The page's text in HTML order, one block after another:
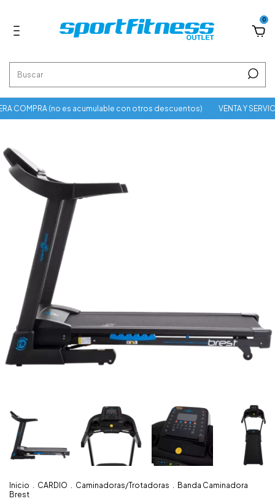
0
COMPRA (no es acumulable con otros descuentos) VENTA Y
Inicio CARDIO Caminadoras/Trotadoras
Banda Caminadora
Brest